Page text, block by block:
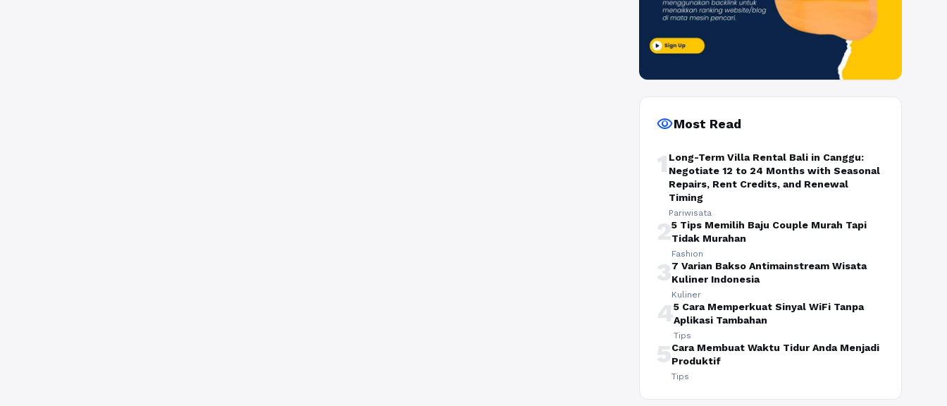
visibilityMost Read
1 Long-Term Villa Rental Bali in Canggu:
Negotiate 12 to 24 Months with Seasonal
Repairs, Rent Credits, and Renewal
Timing
Pariwisata
25 Tips Memilih Baju Couple Murah Tapi
Tidak Murahan
Fashion
37 Varian Bakso Antimainstream Wisata
Kuliner Indonesia
Kuliner
45 Cara Memperkuat Sinyal WiFi Tanpa
Aplikasi Tambahan
Tips
5Cara Membuat Waktu Tidur Anda Menjadi
Produktif
Tips